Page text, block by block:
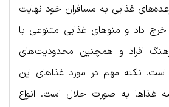
غذایی به مسافران خود نهایت
داد و منوهای غذایی متنوعی با
افراد و همچنین محدودیت‌های
نکته مهم در مورد غذاهای این
غذاها به صورت حلال است. انواع